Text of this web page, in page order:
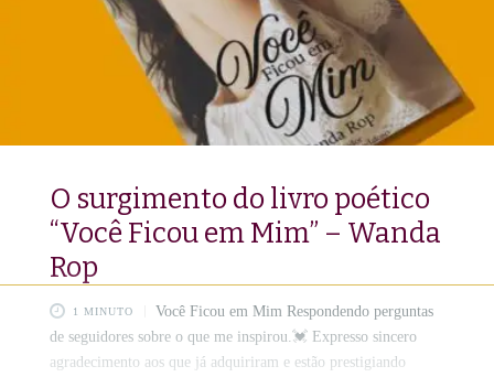
O surgimento do livro poético
“Você Ficou em Mim” – Wanda
Rop
1 MINUTO
Você Ficou em Mim Respondendo perguntas
de seguidores sobre o que me inspirou.💓 Expresso sincero
agradecimento aos que já adquiriram e estão prestigiando